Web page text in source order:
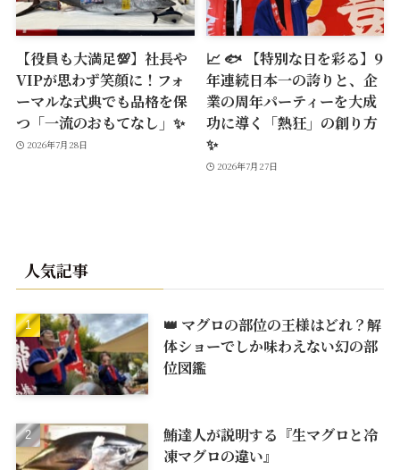
【役員も大満足💯】社長や
VIPが思わず笑顔に！フォ
ーマルな式典でも品格を保
つ「一流のおもてなし」✨
2026年7月28日
📈 🐟 【特別な日を彩る】9
年連続日本一の誇りと、企
業の周年パーティーを大成
功に導く「熱狂」の創り方
✨
2026年7月27日
人気記事
👑 マグロの部位の王様はどれ？解
体ショーでしか味わえない幻の部
位図鑑
鮪達人が説明する『生マグロと冷
凍マグロの違い』